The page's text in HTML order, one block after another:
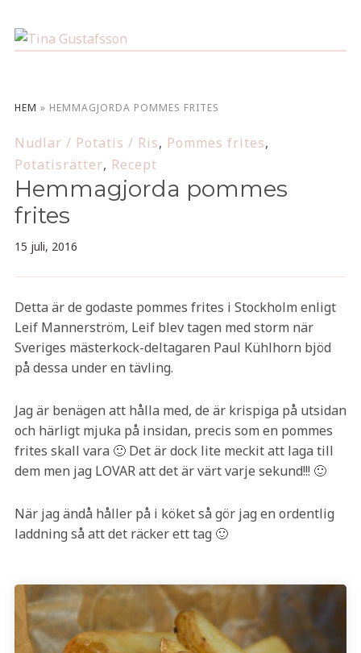
HEM » HEMMAGJORDA POMMES FRITES
Nudlar / Potatis / Ris, Pommes frites,
Potatisrätter, Recept
Hemmagjorda pommes
frites
15 juli, 2016
Detta är de godaste pommes frites i Stockholm enligt
Leif Mannerström, Leif blev tagen med storm när
Sveriges mästerkock-deltagaren Paul Kühlhorn bjöd
på dessa under en tävling.
Jag är benägen att hålla med, de är krispiga på utsidan
och härligt mjuka på insidan, precis som en pommes
frites skall vara 🙂 Det är dock lite meckit att laga till
dem men jag LOVAR att det är värt varje sekund!!! 🙂
När jag ändå håller på i köket så gör jag en ordentlig
laddning så att det räcker ett tag 🙂